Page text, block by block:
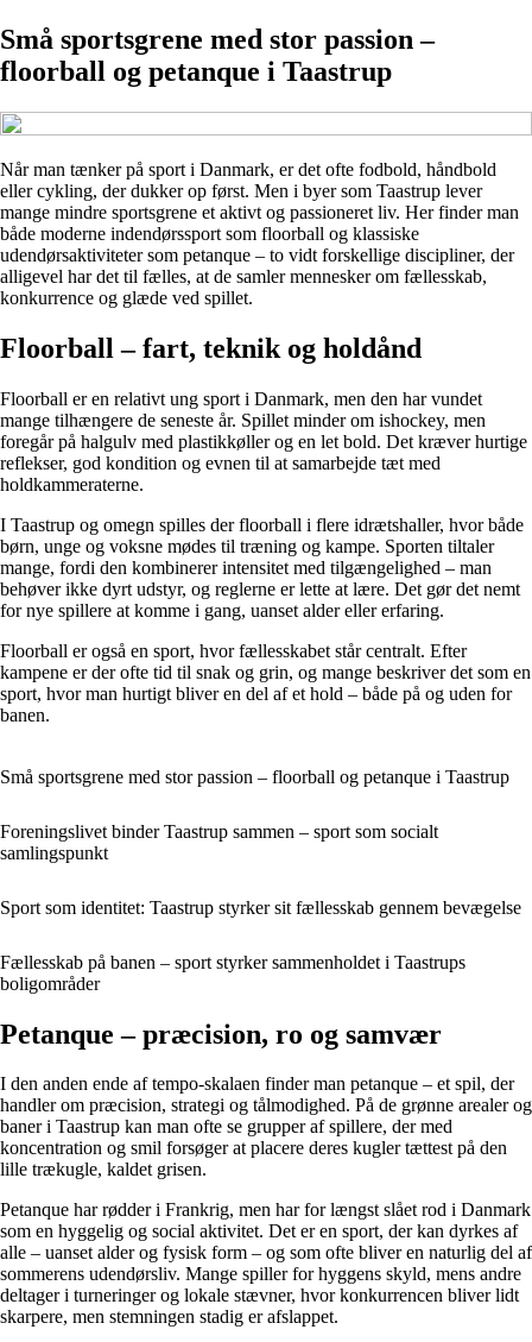
Små sportsgrene med stor passion –
floorball og petanque i Taastrup
Når man tænker på sport i Danmark, er det ofte fodbold, håndbold
eller cykling, der dukker op først. Men i byer som Taastrup lever
mange mindre sportsgrene et aktivt og passioneret liv. Her finder man
både moderne indendørssport som floorball og klassiske
udendørsaktiviteter som petanque – to vidt forskellige discipliner, der
alligevel har det til fælles, at de samler mennesker om fællesskab,
konkurrence og glæde ved spillet.
Floorball – fart, teknik og holdånd
Floorball er en relativt ung sport i Danmark, men den har vundet
mange tilhængere de seneste år. Spillet minder om ishockey, men
foregår på halgulv med plastikkøller og en let bold. Det kræver hurtige
reflekser, god kondition og evnen til at samarbejde tæt med
holdkammeraterne.
I Taastrup og omegn spilles der floorball i flere idrætshaller, hvor både
børn, unge og voksne mødes til træning og kampe. Sporten tiltaler
mange, fordi den kombinerer intensitet med tilgængelighed – man
behøver ikke dyrt udstyr, og reglerne er lette at lære. Det gør det nemt
for nye spillere at komme i gang, uanset alder eller erfaring.
Floorball er også en sport, hvor fællesskabet står centralt. Efter
kampene er der ofte tid til snak og grin, og mange beskriver det som en
sport, hvor man hurtigt bliver en del af et hold – både på og uden for
banen.
Små sportsgrene med stor passion – floorball og petanque i Taastrup
Foreningslivet binder Taastrup sammen – sport som socialt
samlingspunkt
Sport som identitet: Taastrup styrker sit fællesskab gennem bevægelse
Fællesskab på banen – sport styrker sammenholdet i Taastrups
boligområder
Petanque – præcision, ro og samvær
I den anden ende af tempo-skalaen finder man petanque – et spil, der
handler om præcision, strategi og tålmodighed. På de grønne arealer og
baner i Taastrup kan man ofte se grupper af spillere, der med
koncentration og smil forsøger at placere deres kugler tættest på den
lille trækugle, kaldet grisen.
Petanque har rødder i Frankrig, men har for længst slået rod i Danmark
som en hyggelig og social aktivitet. Det er en sport, der kan dyrkes af
alle – uanset alder og fysisk form – og som ofte bliver en naturlig del af
sommerens udendørsliv. Mange spiller for hyggens skyld, mens andre
deltager i turneringer og lokale stævner, hvor konkurrencen bliver lidt
skarpere, men stemningen stadig er afslappet.